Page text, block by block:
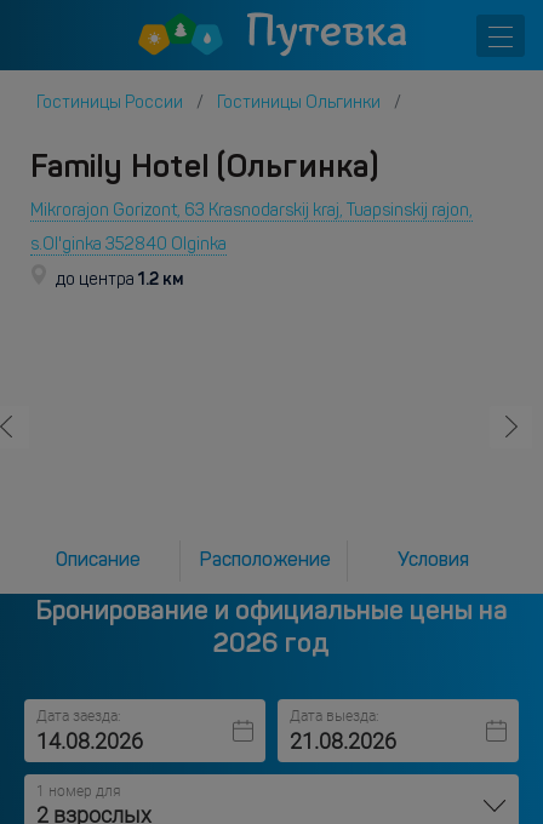
Гостиницы России Гостиницы Ольгинки
Family Hotel (Ольгинка)
Mikrorajon Gorizont, 63 Krasnodarskij kraj, Tuapsinskij rajon,
s.Ol'ginka 352840 Olginka
до центра 1.2 км
Описание Расположение Условия
Бронирование и официальные цены на
2026 год
Дата заезда: Дата выезда:
1 номер для
2 взрослых